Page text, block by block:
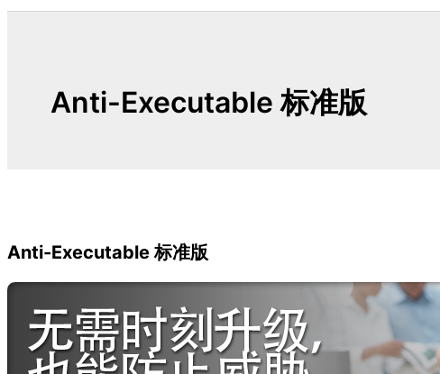
Anti-Executable 标准版
Anti-Executable 标准版